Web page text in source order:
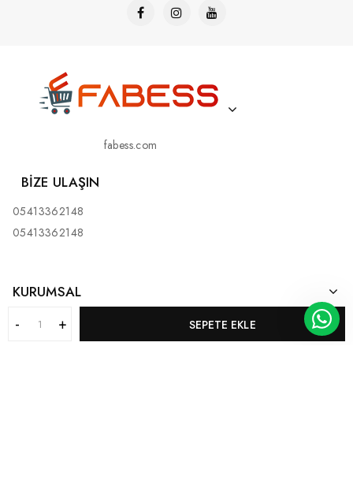
SEPETE EKLE
fabess.com
BIZE ULAŞIN
05413362148
05413362148
KURUMSAL
MÜŞTERI HIZMETLERI